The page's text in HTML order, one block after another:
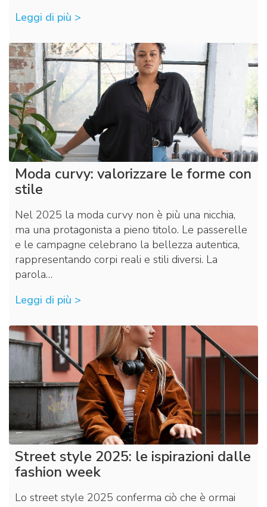
Leggi di più >
Moda curvy: valorizzare le forme con
stile
Nel 2025 la moda curvy non è più una nicchia,
ma una protagonista a pieno titolo. Le passerelle
e le campagne celebrano la bellezza autentica,
rappresentando corpi reali e stili diversi. La
parola…
Leggi di più >
Street style 2025: le ispirazioni dalle
fashion week
Lo street style 2025 conferma ciò che è ormai